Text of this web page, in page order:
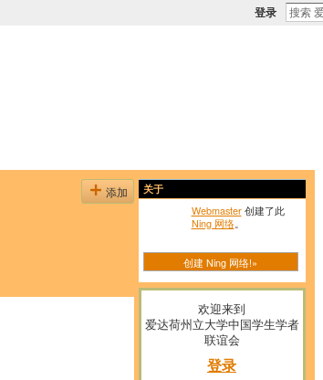
登录
添加 关于
Webmaster创建了此
Ning 网络。
创建 Ning 网络!»
欢迎来到
爱达荷州立大学中国学生学者
联谊会
登录